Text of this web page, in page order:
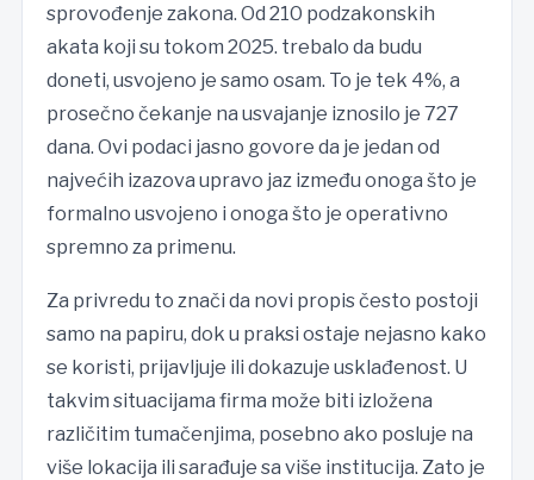
sprovođenje zakona. Od 210 podzakonskih
akata koji su tokom 2025. trebalo da budu
doneti, usvojeno je samo osam. To je tek 4%, a
prosečno čekanje na usvajanje iznosilo je 727
dana. Ovi podaci jasno govore da je jedan od
najvećih izazova upravo jaz između onoga što je
formalno usvojeno i onoga što je operativno
spremno za primenu.
Za privredu to znači da novi propis često postoji
samo na papiru, dok u praksi ostaje nejasno kako
se koristi, prijavljuje ili dokazuje usklađenost. U
takvim situacijama firma može biti izložena
različitim tumačenjima, posebno ako posluje na
više lokacija ili sarađuje sa više institucija. Zato je